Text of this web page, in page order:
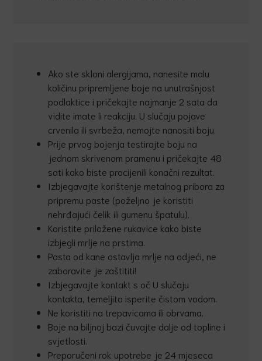
Ako ste skloni alergijama, nanesite malu
količinu pripremljene boje na unutrašnjost
podlaktice i pričekajte najmanje 2 sata da
vidite imate li reakciju. U slučaju pojave
crvenila ili svrbeža, nemojte nanositi boju.
Prije prvog bojenja testirajte boju na
jednom skrivenom pramenu i pričekajte 48
sati kako biste procijenili konačni rezultat.
Izbjegavajte korištenje metalnog pribora za
pripremu paste (poželjno je koristiti
nehrđajući čelik ili gumenu špatulu).
Koristite priložene rukavice kako biste
izbjegli mrlje na prstima.
Pasta od kane ostavlja mrlje na odjeći, ne
zaboravite je zaštititi!
Izbjegavajte kontakt s oč U slučaju
kontakta, temeljito isperite čistom vodom.
Ne koristiti na trepavicama ili obrvama.
Boje na biljnoj bazi čuvajte dalje od topline i
svjetlosti.
Preporučeni rok upotrebe je 24 mjeseca